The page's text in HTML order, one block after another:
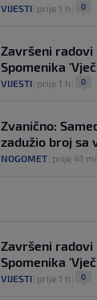
VIJESTI prije 1 h 0
Završeni radovi
Spomenika
VIJESTI prije 1 h 0
Zvanično:
zadužio broj sa
NOGOMET prije 41
Završeni radovi
Spomenika
VIJESTI prije 1 h 0